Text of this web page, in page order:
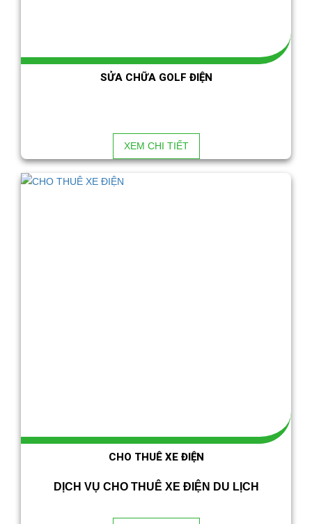
SỬA CHỮA GOLF ĐIỆN
XEM CHI TIẾT
CHO THUÊ XE ĐIỆN
DỊCH VỤ CHO THUÊ XE ĐIỆN DU LỊCH